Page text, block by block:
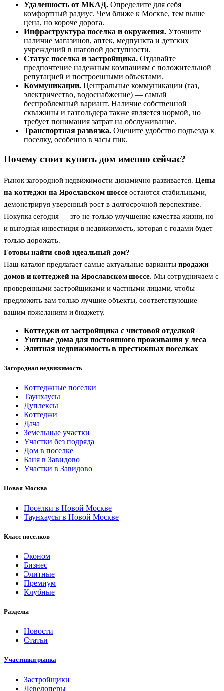
Удаленность от МКАД. Определите для себя
комфортный радиус. Чем ближе к Москве, тем выше
цена, но короче дорога.
Инфраструктура поселка и окружения. Уточните
наличие магазинов, аптек, медпункта и детских
учреждений в шаговой доступности.
Статус поселка и застройщика. Отдавайте
предпочтение надежным компаниям с положительной
репутацией и построенными объектами.
Коммуникации. Центральные коммуникации (газ,
электричество, водоснабжение) — самый
беспроблемный вариант. Наличие собственной
скважины и газгольдера также является нормой, но
требует понимания затрат на обслуживание.
Транспортная развязка. Оцените удобство подъезда к
поселку, особенно в часы пик.
Почему стоит купить дом именно сейчас?
Рынок загородной недвижимости динамично развивается. Цены
на коттеджи на Ярославском шоссеостаются стабильными,
демонстрируя уверенный рост в долгосрочной перспективе.
Покупка сегодня — это не только улучшение качества жизни, но
и выгодная инвестиция в недвижимость, которая с годами будет
только дорожать.
Готовы найти свой идеальный дом?
Наш каталог предлагает самые актуальные вариантыпродажи
домов и коттеджей на Ярославском шоссе. Мы сотрудничаем с
проверенными застройщиками и частными лицами, чтобы
предложить вам только лучшие объекты, соответствующие
вашим пожеланиям и бюджету.
Коттеджи от застройщика с чистовой отделкой
Уютные дома для постоянного проживания у леса
Элитная недвижимость в престижных поселках
Загородная недвижимость
Коттеджные поселки
Таунхаусы
Дуплексы
Коттеджи
Дача
Земельные участки
Участки без подряда
Дом в поселке
Баня в Завидово
Участки в Завидово
Новая Москва
Поселки в Новой Москве
Таунхаусы в Новой Москве
Класс поселков
Эконом
Бизнес
Элитные
Премиум
Клубные
Разделы
Новости
Статьи
Участники рынка
Застройщики
Девелоперы